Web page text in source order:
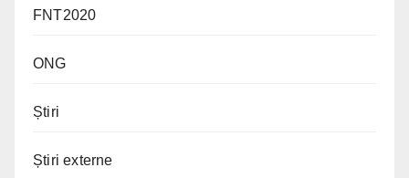
FNT2020
ONG
Știri
Știri externe